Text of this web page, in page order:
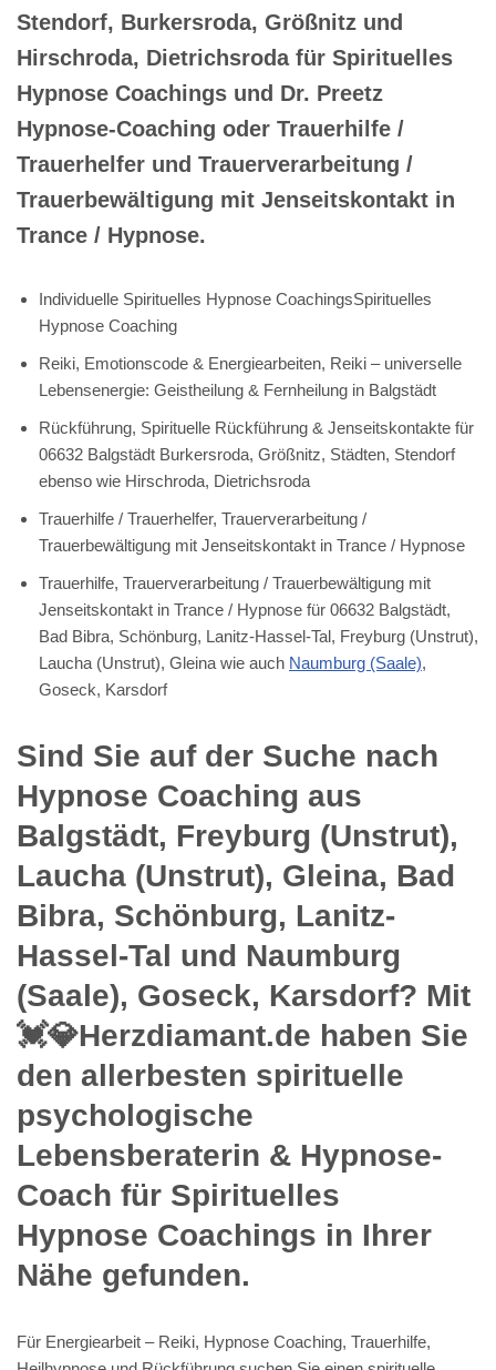
Stendorf, Burkersroda, Größnitz und
Hirschroda, Dietrichsroda für Spirituelles
Hypnose Coachings und Dr. Preetz
Hypnose-Coaching oder Trauerhilfe /
Trauerhelfer und Trauerverarbeitung /
Trauerbewältigung mit Jenseitskontakt in
Trance / Hypnose.
Individuelle Spirituelles Hypnose CoachingsSpirituelles
Hypnose Coaching
Reiki, Emotionscode & Energiearbeiten, Reiki – universelle
Lebensenergie: Geistheilung & Fernheilung in Balgstädt
Rückführung, Spirituelle Rückführung & Jenseitskontakte für
06632 Balgstädt Burkersroda, Größnitz, Städten, Stendorf
ebenso wie Hirschroda, Dietrichsroda
Trauerhilfe / Trauerhelfer, Trauerverarbeitung /
Trauerbewältigung mit Jenseitskontakt in Trance / Hypnose
Trauerhilfe, Trauerverarbeitung / Trauerbewältigung mit
Jenseitskontakt in Trance / Hypnose für 06632 Balgstädt,
Bad Bibra, Schönburg, Lanitz-Hassel-Tal, Freyburg (Unstrut),
Laucha (Unstrut), Gleina wie auch Naumburg (Saale),
Goseck, Karsdorf
Sind Sie auf der Suche nach
Hypnose Coaching aus
Balgstädt, Freyburg (Unstrut),
Laucha (Unstrut), Gleina, Bad
Bibra, Schönburg, Lanitz-
Hassel-Tal und Naumburg
(Saale), Goseck, Karsdorf? Mit
💓️💎Herzdiamant.de haben Sie
den allerbesten spirituelle
psychologische
Lebensberaterin & Hypnose-
Coach für Spirituelles
Hypnose Coachings in Ihrer
Nähe gefunden.
Für Energiearbeit – Reiki, Hypnose Coaching, Trauerhilfe,